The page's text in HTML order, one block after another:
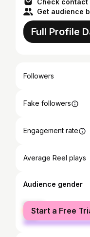
Check contact
Get audience
Full Profile
Followers
Fake followers
Engagement rate
Average Reel plays
Audience gender
female
male
Start a Free